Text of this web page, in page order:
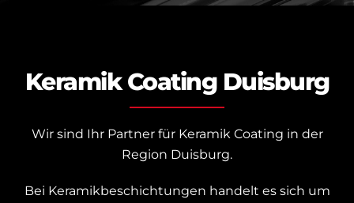
Keramik Coating Duisburg
Wir sind Ihr Partner für Keramik Coating in der
Region Duisburg.
Bei Keramikbeschichtungen handelt es sich um